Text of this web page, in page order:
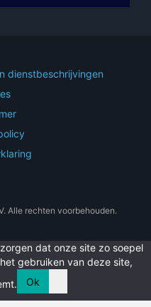
dienstbeschrijvingen
Alle rechten voorbehouden.
dat onze site zo soepel
gebruiken van deze site,
Ok